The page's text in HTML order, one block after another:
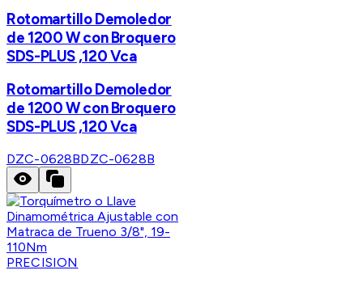
Rotomartillo Demoledor
de 1200 W con Broquero
SDS-PLUS ,120 Vca
Rotomartillo Demoledor
de 1200 W con Broquero
SDS-PLUS ,120 Vca
DZC-0628BDZC-0628B
PRECISION